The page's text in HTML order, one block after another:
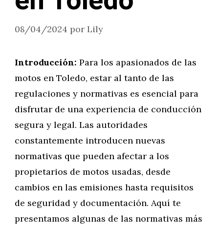
08/04/2024 por Lily
Introducción: Para los apasionados de las
motos en Toledo, estar al tanto de las
regulaciones y normativas es esencial para
disfrutar de una experiencia de conducción
segura y legal. Las autoridades
constantemente introducen nuevas
normativas que pueden afectar a los
propietarios de motos usadas, desde
cambios en las emisiones hasta requisitos
de seguridad y documentación. Aquí te
presentamos algunas de las normativas más